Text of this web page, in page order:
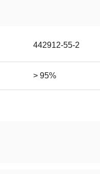
442912-55-2
> 95%